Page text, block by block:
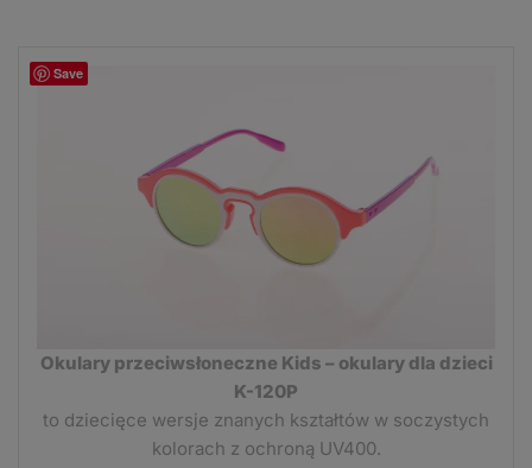
Save
Okulary przeciwsłoneczne Kids – okulary dla dzieci
K-120P
to dziecięce wersje znanych kształtów w soczystych
kolorach z ochroną UV400.